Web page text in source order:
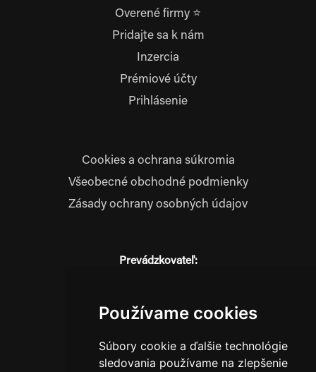
Používame cookies
Súbory cookie a ďalšie technológie
sledovania používame na zlepšenie
Overené firmy ⭐
Pridajte sa k nám
Inzercia
Prémiové účty
Prihlásenie
Cookies a ochrana súkromia
Všeobecné obchodné podmienky
Zásady ochrany osobných údajov
Prevádzkovateľ:
014 01 Bytča
DIČ: 2121076738